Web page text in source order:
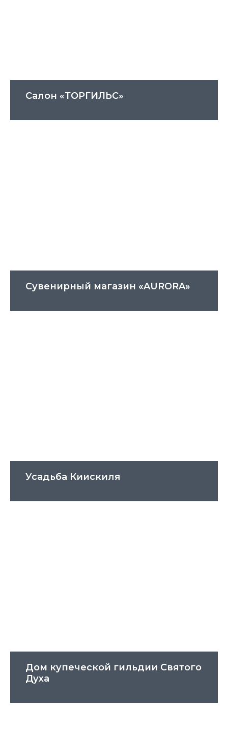
Салон «ТОРГИЛЬС»
Сувенирный магазин «AURORA»
Усадьба Киискиля
Дом купеческой гильдии Святого
Духа